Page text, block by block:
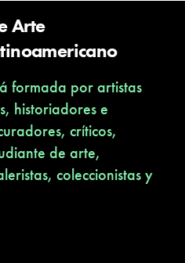
Arte
formada por artistas
historiadores e
críticos,
de arte,
coleccionistas y